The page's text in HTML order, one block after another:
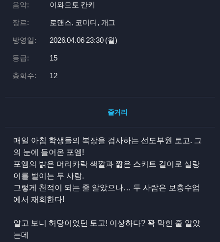
음악: 이와모토 칸키
장르: 로맨스, 코미디, 개그
방영일: 2026.04.06 23:30 (월)
등급: 15
총화수: 12
줄거리
매일 아침 학생들의 복장을 검사하는 선도부원 토고. 그
의 눈에 들어온 포엠!
포엠의 밝은 머리카락 색깔과 짧은 스커트 길이로 실랑
이를 벌이는 두 사람.
그렇게 천적이 되는 줄 알았으나… 두 사람은 보충수업
에서 재회한다!
알고 보니 허당이었던 토고! 이상하다? 꽉 막힌 줄 알았
는데